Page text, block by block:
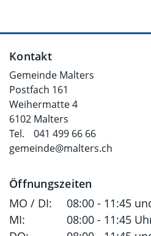
Fusszeile
Kontakt
Gemeinde Malters
Postfach 161
Weihermatte 4
6102 Malters
Tel.
041 499 66 66
gemeinde@malters.ch
Öffnungszeiten
MO / DI:
08:00 - 11:45
MI:
08:00 - 11:45